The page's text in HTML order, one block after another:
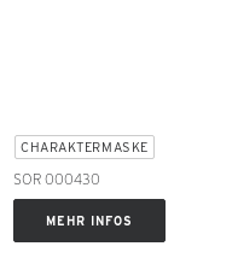
CHARAKTERMASKE
SOR 000430
MEHR INFOS